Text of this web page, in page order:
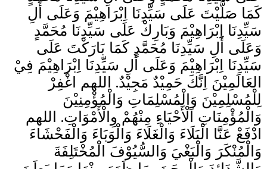
كَمَا صَلَّيْتَ عَلَى سَيِّدِنَا اِبْرَاهِيْمَ وَعَلَى أَلِ
سَيِّدِنَا اِبْرَاهِيْمَ وَبَارِكْ عَلَى سَيِّدِنَا مُحَمَّدٍ
وَعَلَى أَلِ سَيِّدِنَا مُحَمَّدٍ كَمَا بَارَكْتَ عَلَى
سَيِّدِنَا اِبْرَاهِيْمَ وَعَلَى أَلِ سَيِّدِنَا اِبْرَاهِيْمَ فِيْ
العَالَمِيْنَ اِنَّكَ حَمِيْدٌ مَجِيْدٌ. اللهم اغْفِرْ
لِلْمُسْلِمِيْنَ وَالْمُسْلِمَاتِ وَالْمُؤْمِنِيْنَ
وَالْمُؤْمِنَاتِ اَلْأَحْيَاءِ مِنْهُمْ وِالْأَمْوَاتِ. اللهم
ادْفَعْ عَنَّا الْبَلَاءَ وَالْغَلَاءَ وَالْوَبَاءَ وَالْفَحْشَاءَ
وَالْمُنْكَرَ وَالْبَغْيَ وَالسُّيُوْفَ الْمُخْتَلِفَةَ